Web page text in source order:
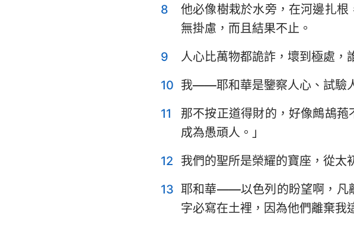
傳道書 雅歌
以賽亞書 耶利米書
耶利米哀歌 以西結書
但以理書 何西阿書
約珥書 阿摩司書
俄巴底亞書
彌迦書 那鴻書
哈巴谷書 西番雅書
哈該書 撒迦利亞書
8
他必像樹栽於水旁，在河邊扎
無掛慮，而且結果不止。
9
人心比萬物都詭詐，壞到極處，
10 我——耶和華是鑒察人心、試驗
11
那不按正道得財的，好像鷓鴣
成為愚頑人。」
12
我們的聖所是榮耀的寶座，從太
13 耶和華——以色列的盼望啊，凡
字必寫在土裡，因為他們離棄我